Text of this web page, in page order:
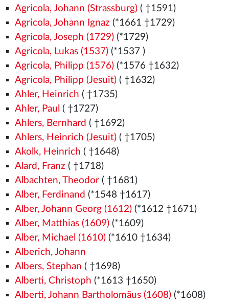
Agricola, Johann (Strassburg)( †1591)
Agricola, Johann Ignaz (*1661 †1729)
Agricola, Joseph (1729)(*1729)
Agricola, Lukas (1537)(*1537 )
Agricola, Philipp (1576)(*1576 †1632)
Agricola, Philipp (Jesuit)( †1632)
Ahler, Heinrich ( †1735)
Ahler, Paul ( †1727)
Ahlers, Bernhard ( †1692)
Ahlers, Heinrich (Jesuit)( †1705)
Akolk, Heinrich ( †1648)
Alard, Franz ( †1718)
Albachten, Theodor( †1681)
Alber, Ferdinand (*1548 †1617)
Alber, Johann Georg (1612)(*1612 †1671)
Alber, Matthias (1609)(*1609)
Alber, Michael (1610)(*1610 †1634)
Alberich, Johann
Albers, Stephan ( †1698)
Alberti, Christoph (*1613 †1650)
Alberti, Johann Bartholomäus (1608)(*1608)